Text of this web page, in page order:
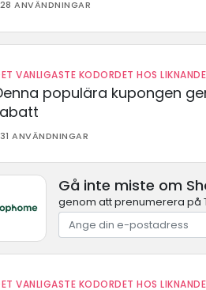
ANVÄNDNINGAR
VANLIGASTE KODORDET HOS
populära kupongen
ANVÄNDNINGAR
Gå inte miste om
genom att prenumerera på
VANLIGASTE KODORDET HOS